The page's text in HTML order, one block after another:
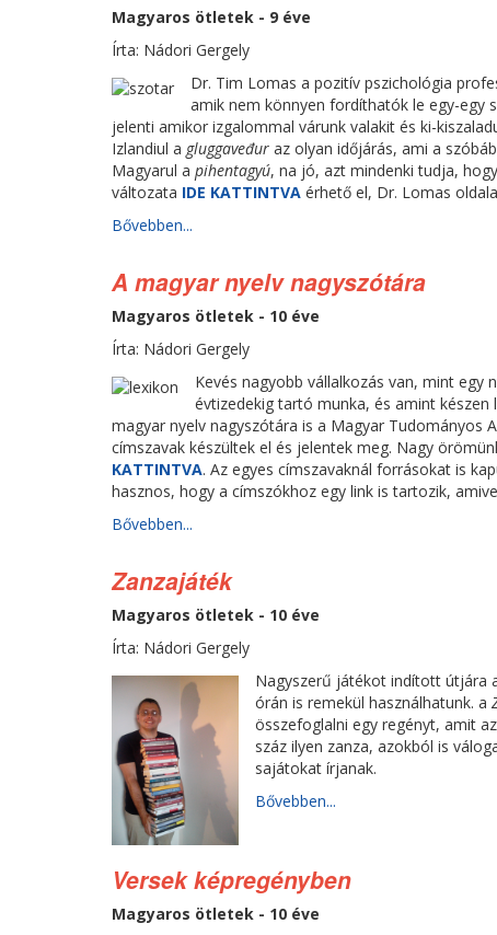
Magyaros ötletek - 9 éve
Írta: Nádori Gergely
Dr. Tim Lomas a pozitív pszichológia
amik nem könnyen fordíthatók le egy-egy
jelenti amikor izgalommal várunk valakit és ki-
Izlandiul a gluggaveđur az olyan időjárás, ami a
Magyarul a pihentagyú, na jó, azt mindenki tudja,
változata IDE KATTINTVA érhető el, Dr. Lomas
Bővebben...
A magyar nyelv nagyszótára
Magyaros ötletek - 10 éve
Írta: Nádori Gergely
Kevés nagyobb vállalkozás van, mint egy
évtizedekig tartó munka, és amint
magyar nyelv nagyszótára is a Magyar Tudományos
címszavak készültek el és jelentek meg. Nagy
KATTINTVA. Az egyes címszavaknál forrásokat is
hasznos, hogy a címszókhoz egy link is tartozik,
Bővebben...
Zanzajáték
Magyaros ötletek - 10 éve
Írta: Nádori Gergely
Nagyszerű játékot indított útjára
órán is remekül használhatunk. a
összefoglalni egy regényt, amit
száz ilyen zanza, azokból is
sajátokat írjanak.
Bővebben...
Versek képregényben
Magyaros ötletek - 10 éve